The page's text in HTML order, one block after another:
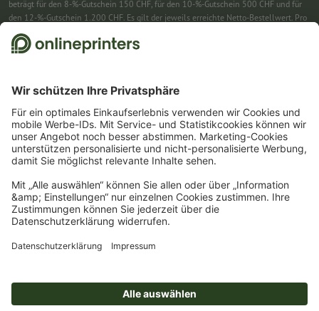
beträgt für den 8-%-Gutschein 150 CHF, für den 10-%-Gutschein 500 CHF und für
den 12-%-Gutschein 1.200 CHF. Es gilt der jeweils erreichte Netto-Bestellwert. Pro
Bestellung ist nur ein Gutscheincode einlösbar. Mehrfach einlösbar. Keine
Barauszahlung. Nicht mit weiteren Aktionen kombinierbar. Die Aktion gilt bis
Warenkorb eintragen und auf ausgewählte Produkte sparen. Kein
Mindestbestellwert. Mehrfach einlösbar. Keine Barauszahlung. Nicht mit weiteren
Aktionen kombinierbar. Die Aktion gilt bis einschliesslich 31.08.2026.
3 Einfach den Gutscheincode STICKYNOTES26-20 im dafür vorgesehenen Feld im
Warenkorb eintragen und auf ausgewählte Produkte sparen. Kein
Aktionen kombinierbar. Die Aktion gilt bis einschliesslich 31.08.2026.
4Sie erhalten zunächst eine E-Mail, in der Sie die Anmeldung zum Newsletter durch
einen Klick bestätigen. Erst dann senden wir Ihnen den Rabattcode und künftig
Maximale Höhe des Rabatts: 150 CHF des Bestellwerts (netto). Einmalig einlösbar.